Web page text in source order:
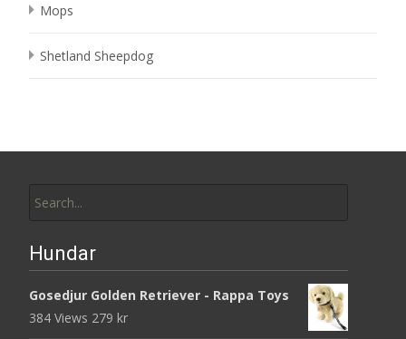
Mops
Shetland Sheepdog
for:
Hundar
Gosedjur Golden Retriever - Rappa Toys
384 Views 279 kr